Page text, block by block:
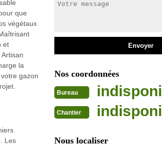
que
végétaux
et
la
gazon
Les
Nos coordonnées
Bureau
Chantier
Nous localiser